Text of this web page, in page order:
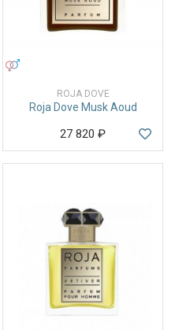
ROJA DOVE
Roja Dove Musk Aoud
27 820 ₽